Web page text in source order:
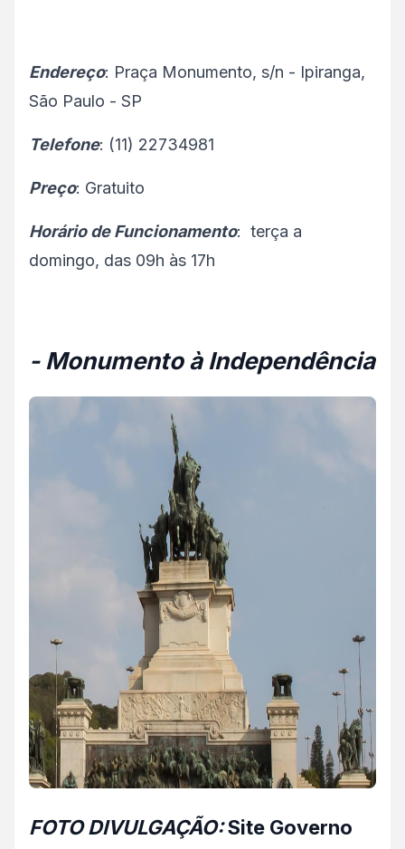
Endereço: Praça Monumento, s/n - Ipiranga,
São Paulo - SP
Telefone: (11) 22734981
Preço: Gratuito
Horário de Funcionamento: terça a
domingo, das 09h às 17h
- Monumento à Independência
FOTO DIVULGAÇÃO:Site Governo